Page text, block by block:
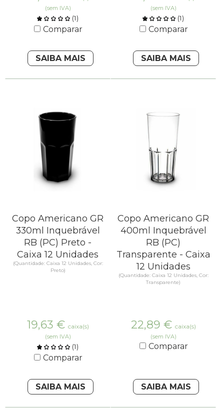
(sem IVA)
(1)
Comparar
SAIBA MAIS
(sem IVA)
(1)
Comparar
SAIBA MAIS
Copo Americano GR
330ml Inquebrável
RB (PC) Preto -
Caixa 12 Unidades
(Quantidade: Caixa 12 Unidades, Cor:
Preto)
19,63 € caixa(s)
(sem IVA)
(1)
Comparar
SAIBA MAIS
Copo Americano GR
400ml Inquebrável
RB (PC)
Transparente - Caixa
12 Unidades
(Quantidade: Caixa 12 Unidades, Cor:
Transparente)
22,89 € caixa(s)
(sem IVA)
Comparar
SAIBA MAIS